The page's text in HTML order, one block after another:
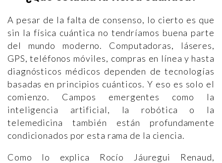
A pesar de la falta de consenso, lo cierto es que
sin la física cuántica no tendríamos buena parte
del mundo moderno. Computadoras, láseres,
GPS, teléfonos móviles, compras en línea y hasta
diagnósticos médicos dependen de tecnologías
basadas en principios cuánticos. Y eso es solo el
comienzo. Campos emergentes como la
inteligencia artificial, la robótica o la
telemedicina también están profundamente
condicionados por esta rama de la ciencia.
Como lo explica Rocío Jáuregui Renaud,